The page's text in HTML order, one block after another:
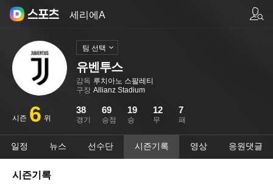
세리에A
유벤투스
감독 루치아노 스팔레티
구장 Allianz Stadium
시즌 6 위 경기
38
승점
69
승
19
무
12
패
7
팀 선택
일정 뉴스 선수단 시즌기록 영상 응원댓글
시즌기록